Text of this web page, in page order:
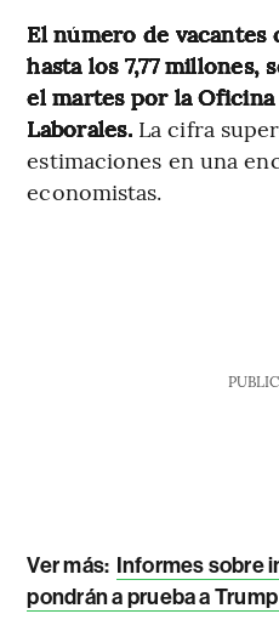
El número de vacantes
hasta los 7,77 millones,
el martes por la
Laborales. La cifra
estimaciones en una
economistas.
Ver más: Informes sobre
pondrán a prueba a